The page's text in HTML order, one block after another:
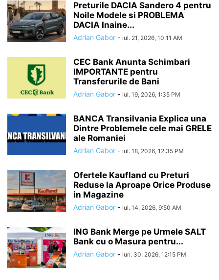
Preturile DACIA Sandero 4 pentru
Noile Modele si PROBLEMA
DACIA Inaine...
Adrian Gabor - iul. 21, 2026, 10:11 AM
CEC Bank Anunta Schimbari
IMPORTANTE pentru
Transferurile de Bani
Adrian Gabor - iul. 19, 2026, 1:35 PM
BANCA Transilvania Explica una
Dintre Problemele cele mai GRELE
ale Romaniei
Adrian Gabor - iul. 18, 2026, 12:35 PM
Ofertele Kaufland cu Preturi
Reduse la Aproape Orice Produse
in Magazine
Adrian Gabor - iul. 14, 2026, 9:50 AM
ING Bank Merge pe Urmele SALT
Bank cu o Masura pentru...
Adrian Gabor - iun. 30, 2026, 12:15 PM